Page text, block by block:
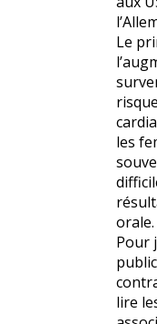
Le
les
orale.
Pour
lire